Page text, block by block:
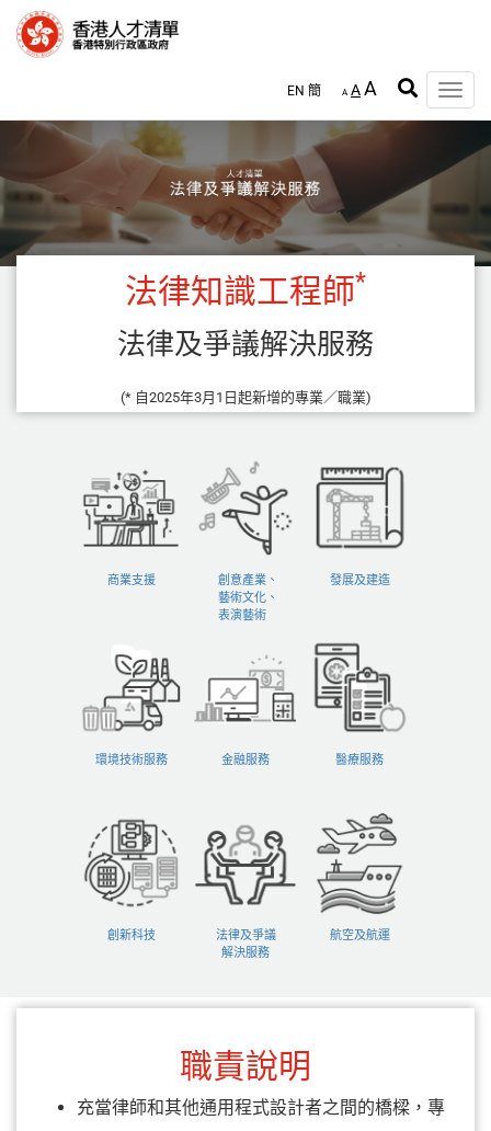
EN 簡 A AA
Toggle
法律知識工程師*
法律及爭議解決服務
(* 自2025年3月1日起新增的專業／職業)
商業支援
創意產業、
藝術文化、
表演藝術
發展及建造
環境技術服務 金融服務 醫療服務
創新科技
法律及爭議
解決服務
航空及航運
職責說明
充當律師和其他通用程式設計者之間的橋樑，專